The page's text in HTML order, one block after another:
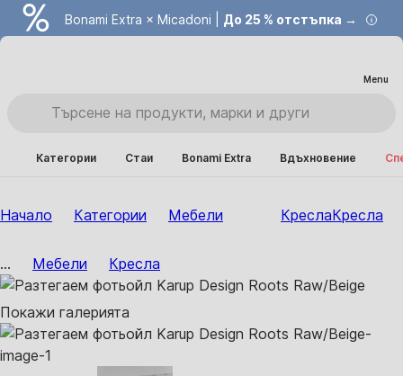
Bonami Extra × Micadoni | До 25 % отстъпка →
Menu
Категории Стаи Bonami Extra Вдъхновение
Начало Категории Мебели КреслаКресла
... Мебели Кресла
Покажи галерията